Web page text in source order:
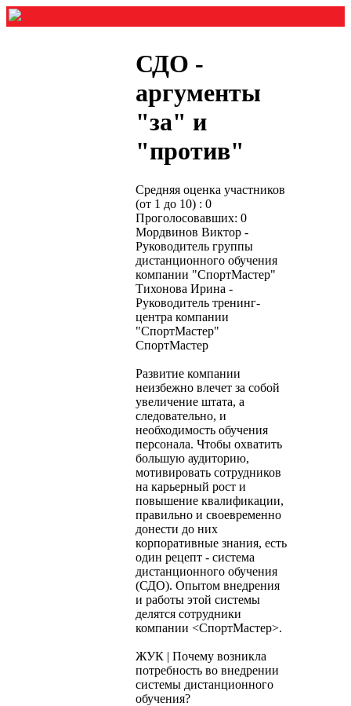
СДО -
аргументы
"за" и
"против"
Средняя оценка участников
(от 1 до 10) : 0
Проголосовавших: 0
Мордвинов Виктор -
Руководитель группы
дистанционного обучения
компании "СпортМастер"
Тихонова Ирина -
Руководитель тренинг-
центра компании
"СпортМастер"
СпортМастер
Развитие компании
неизбежно влечет за собой
увеличение штата, а
следовательно, и
необходимость обучения
персонала. Чтобы охватить
большую аудиторию,
мотивировать сотрудников
на карьерный рост и
повышение квалификации,
правильно и своевременно
донести до них
корпоративные знания, есть
один рецепт - система
дистанционного обучения
(СДО). Опытом внедрения
и работы этой системы
делятся сотрудники
компании <СпортМастер>.
ЖУК | Почему возникла
потребность во внедрении
системы дистанционного
обучения?